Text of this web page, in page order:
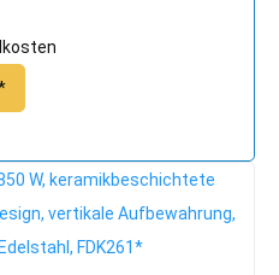
W, keramikbeschichtete
vertikale Aufbewahrung,
FDK261*